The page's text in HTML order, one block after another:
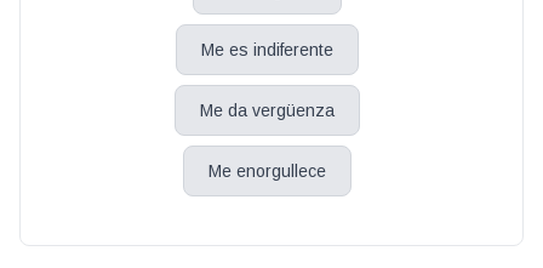
Me es indiferente
Me da vergüenza
Me enorgullece